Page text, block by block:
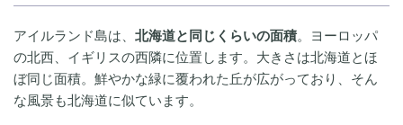
アイルランド島は、 北海道と同じくらいの面積。ヨーロッパ
の北西、イギリスの西隣に位置します。大きさは北海道とほ
ぼ同じ面積。鮮やかな緑に覆われた丘が広がっており、そん
な風景も北海道に似ています。